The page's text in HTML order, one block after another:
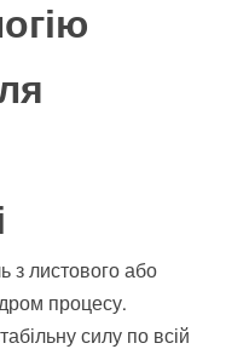
з листового або
процесу.
силу по всій